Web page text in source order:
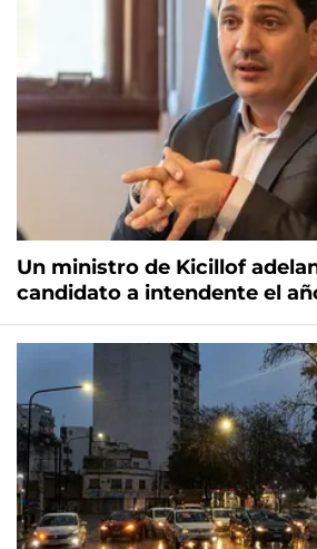
Un ministro de Kicillof
candidato a intendente el